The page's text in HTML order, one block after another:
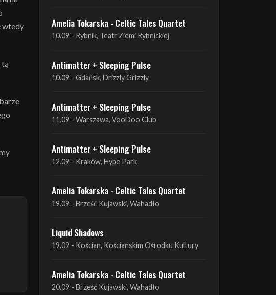
wtedy
tą
Antimatter + Sleeping Pulse
10.09 - Gdańsk, Drizzly Grizzly
Antimatter + Sleeping Pulse
11.09 - Warszawa, VooDoo Club
Antimatter + Sleeping Pulse
12.09 - Kraków, Hype Park
Amelia Tokarska - Celtic Tales Quartet
19.09 - Brześć Kujawski, Wahadło
Liquid Shadows
19.09 - Kościan, Kościańskim Ośrodku Kultury
Amelia Tokarska - Celtic Tales Quartet
20.09 - Brześć Kujawski, Wahadło
Red Sand
01.10 - Poznań, Klub Pod Minogą